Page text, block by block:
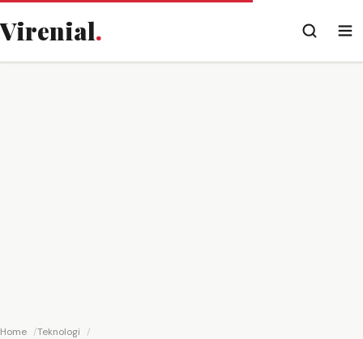
Virenial.
Home
Teknologi